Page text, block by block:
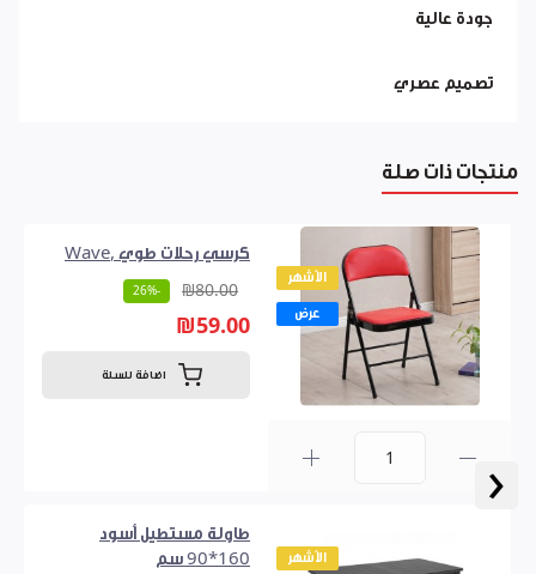
‹
جودة عالية
تصميم عصري
منتجات ذات صلة
الأشهر
عرض
كرسي رحلات طوي ,Wave
₪80.00
-26%
₪59.00
اضافة للسلة
الأشهر
طاولة مستطيل أسود
160*90 سم